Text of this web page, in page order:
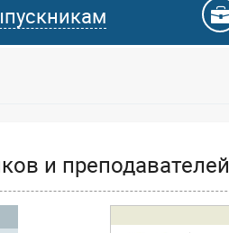
и преподавателей